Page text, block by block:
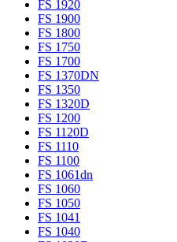
FS 1920
FS 1900
FS 1800
FS 1750
FS 1700
FS 1370DN
FS 1350
FS 1320D
FS 1200
FS 1120D
FS 1110
FS 1100
FS 1061dn
FS 1060
FS 1050
FS 1041
FS 1040